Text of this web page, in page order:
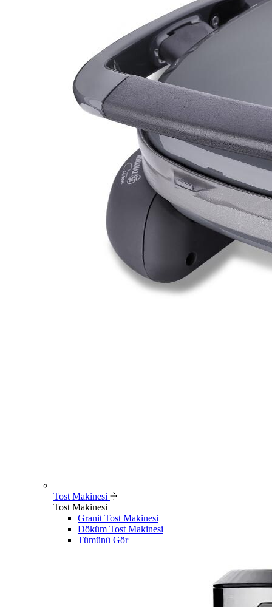
Tost Makinesi
Tost Makinesi
Granit Tost Makinesi
Döküm Tost Makinesi
Tümünü Gör